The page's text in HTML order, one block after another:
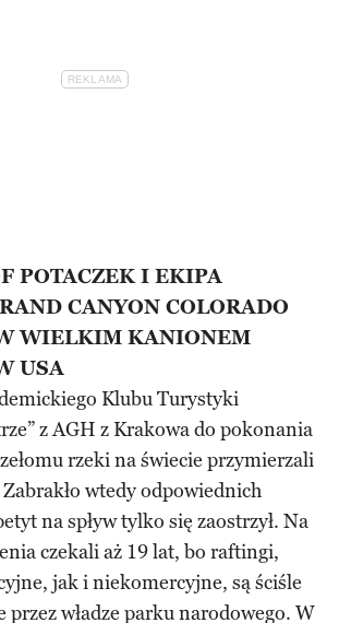
POTACZEK I EKIPA
CANYON COLORADO
WIELKIM KANIONEM
USA
Klubu Turystyki
z AGH z Krakowa do pokonania
rzeki na świecie przymierzali
wtedy odpowiednich
na spływ tylko się zaostrzył. Na
czekali aż 19 lat, bo raftingi,
jak i niekomercyjne, są ściśle
władze parku narodowego. W